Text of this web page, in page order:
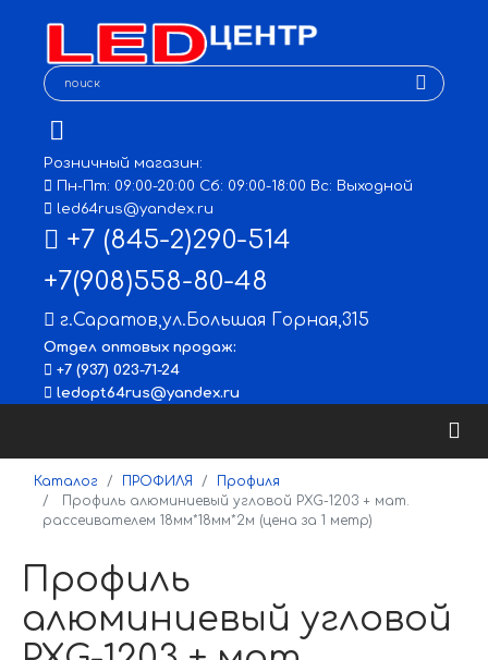
Розничный магазин:
Пн-Пт: 09:00-20:00 Сб: 09:00-18:00 Вс: Выходной
led64rus@yandex.ru
+7 (845-2)290-514
+7(908)558-80-48
г.Саратов,ул.Большая Горная,315
Отдел оптовых продаж:
+7 (937) 023-71-24
ledopt64rus@yandex.ru
Каталог ПРОФИЛЯ
Профиля
Профиль алюминиевый угловой PXG-1203 + мат.
рассеивателем 18мм*18мм*2м (цена за 1 метр)
Профиль
алюминиевый угловой